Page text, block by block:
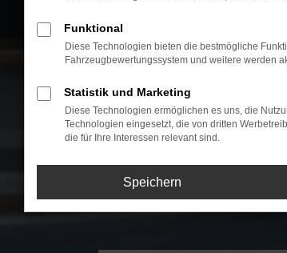
Funktional
Diese Technologien bieten die bestmögliche
Fahrzeugbewertungssystem und weitere werden
Statistik und Marketing
Diese Technologien ermöglichen es uns, die
Technologien eingesetzt, die von dritten
die für Ihre Interessen relevant sind.
Speichern